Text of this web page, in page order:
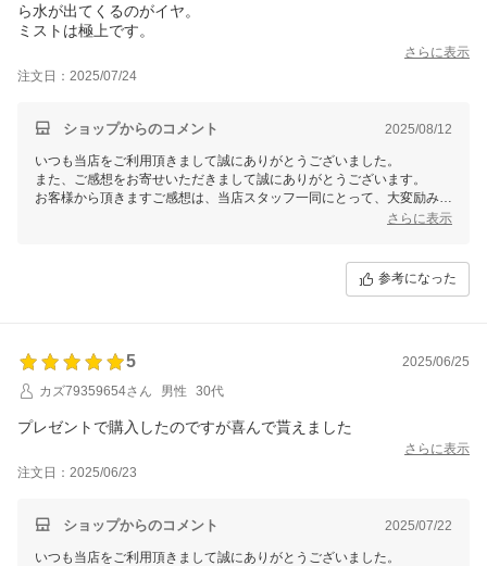
ら水が出てくるのがイヤ。
ミストは極上です。
さらに表示
注文日：2025/07/24
ショップからのコメント 2025/08/12
いつも当店をご利用頂きまして誠にありがとうございました。
また、ご感想をお寄せいただきまして誠にありがとうございます。
お客様から頂きますご感想は、当店スタッフ一同にとって、大変励みと
なります。今後共お客様にご満足いただけますよう、更なる努力をして
さらに表示
参考になった
5
2025/06/25
カズ79359654さん
男性 30代
プレゼントで購入したのですが喜んで貰えました
さらに表示
注文日：2025/06/23
ショップからのコメント 2025/07/22
いつも当店をご利用頂きまして誠にありがとうございました。